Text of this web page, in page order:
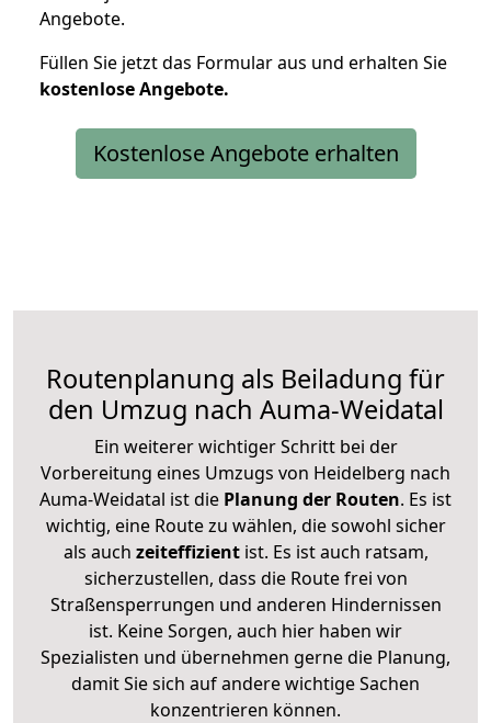
Angebote.
Füllen Sie jetzt das Formular aus und erhalten Sie
kostenloseAngebote.
Kostenlose Angebote erhalten
Routenplanung als Beiladung für
den Umzug nach Auma-Weidatal
Ein weiterer wichtiger Schritt bei der
Vorbereitung eines Umzugs von Heidelberg nach
Auma-Weidatal ist die Planung der Routen. Es ist
wichtig, eine Route zu wählen, die sowohl sicher
als auch zeiteffizientist. Es ist auch ratsam,
sicherzustellen, dass die Route frei von
Straßensperrungen und anderen Hindernissen
ist. Keine Sorgen, auch hier haben wir
Spezialisten und übernehmen gerne die Planung,
damit Sie sich auf andere wichtige Sachen
konzentrieren können.